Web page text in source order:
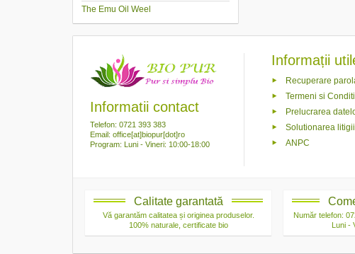
The Emu Oil Weel
Informatii contact
Telefon: 0721 393 383
Email: office[at]biopur[dot]ro
Program: Luni - Vineri: 10:00-18:00
Informații
Recuperare
Termeni si
Prelucrarea
Solutionarea
ANPC
Calitate garantată
Vă garantăm calitatea și originea produselor.
100% naturale, certificate bio
Număr telefon:
Luni -